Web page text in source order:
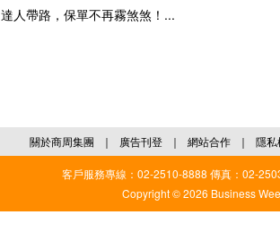
達人帶路，保單不再霧煞煞！...
關於商周集團 ｜ 廣告刊登 ｜ 網站合作 ｜ 隱私
客戶服務專線：02-2510-8888 傳真：02-
Copyright © 2026 Business